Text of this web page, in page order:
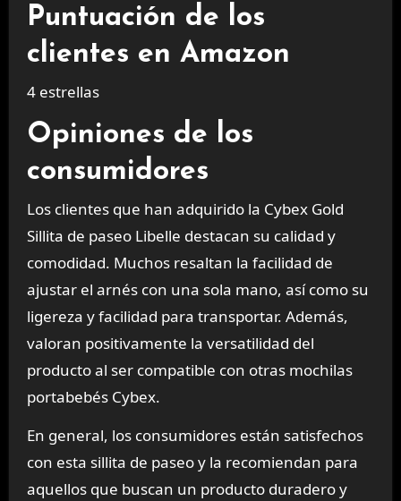
Puntuación de los
clientes en Amazon
4 estrellas
Opiniones de los
consumidores
Los clientes que han adquirido la Cybex Gold
Sillita de paseo Libelle destacan su calidad y
comodidad. Muchos resaltan la facilidad de
ajustar el arnés con una sola mano, así como su
ligereza y facilidad para transportar. Además,
valoran positivamente la versatilidad del
producto al ser compatible con otras mochilas
portabebés Cybex.
En general, los consumidores están satisfechos
con esta sillita de paseo y la recomiendan para
aquellos que buscan un producto duradero y